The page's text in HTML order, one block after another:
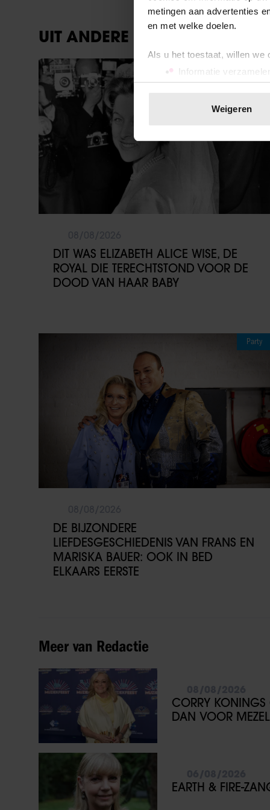
metingen aan advertenties
en met welke doelen.
Als u het toestaat, willen we
Informatie
Uw apparaat
toestemming op elk
We gebruiken cookies om
websiteverkeer te
media, adverteren en
verstrekt of die ze hebben
Weigeren
UIT ANDERE MEDIA
Weekend
DIT WAS ELIZABETH ALICE WISE, DE
ROYAL DIE TERECHTSTOND VOOR DE
DOOD VAN HAAR BABY
Party
DE BIJZONDERE
LIEFDESGESCHIEDENIS VAN FRANS EN
MARISKA BAUER: OOK IN BED
ELKAARS EERSTE
Meer van Redactie
CORRY KONINGS
DAN VOOR
EARTH & FIRE-